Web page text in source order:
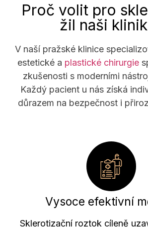
Proč volit pro
žil naši
V naší pražské klinice
estetické a plastické chirurgie
zkušenosti s moderními
Každý pacient u nás získá
důrazem na bezpečnost i
Vysoce efektivní
Sklerotizační roztok cíleně